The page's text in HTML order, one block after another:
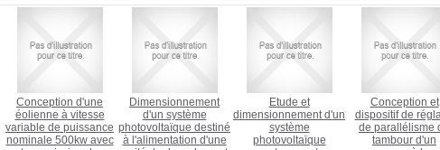
Conception d'une
éolienne à vitesse
variable de puissance
nominale 500kw avec
Dimensionnement
d'un système
photovoltaïque destiné
à l'alimentation d'une
Etude et
dimensionnement d'un
système
photovoltaïque
Conception et
dispositif de
de parallélisme
tambour d'un